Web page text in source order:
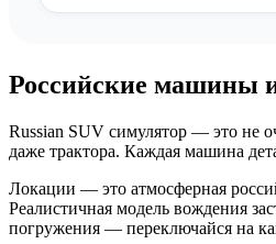
Российские машины
Russian SUV симулятор — это не
даже трактора. Каждая машина
Локации — это атмосферная
Реалистичная модель вождения
погружения — переключайся на